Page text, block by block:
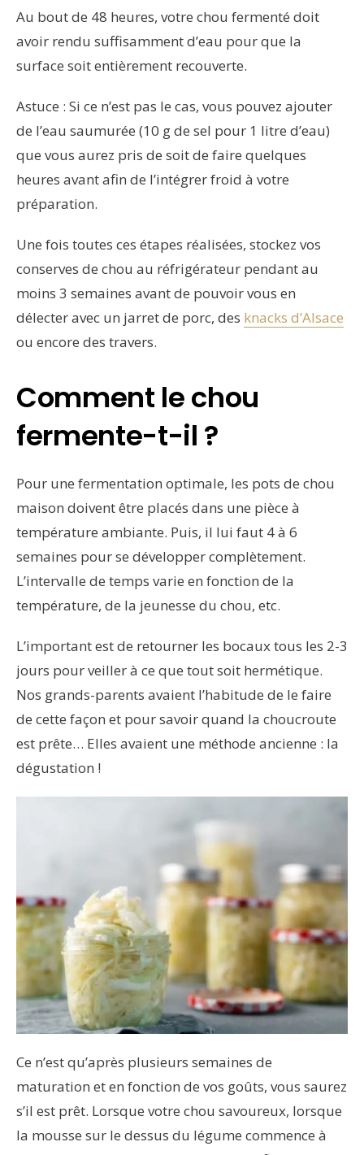
Au bout de 48 heures, votre chou fermenté doit
avoir rendu suffisamment d’eau pour que la
surface soit entièrement recouverte.
Astuce : Si ce n’est pas le cas, vous pouvez ajouter
de l’eau saumurée (10 g de sel pour 1 litre d’eau)
que vous aurez pris de soit de faire quelques
heures avant afin de l’intégrer froid à votre
préparation.
Une fois toutes ces étapes réalisées, stockez vos
conserves de chou au réfrigérateur pendant au
moins 3 semaines avant de pouvoir vous en
délecter avec un jarret de porc, des knacks d’Alsace
ou encore des travers.
Comment le chou
fermente-t-il ?
Pour une fermentation optimale, les pots de chou
maison doivent être placés dans une pièce à
température ambiante. Puis, il lui faut 4 à 6
semaines pour se développer complètement.
L’intervalle de temps varie en fonction de la
température, de la jeunesse du chou, etc.
L’important est de retourner les bocaux tous les 2-3
jours pour veiller à ce que tout soit hermétique.
Nos grands-parents avaient l’habitude de le faire
de cette façon et pour savoir quand la choucroute
est prête… Elles avaient une méthode ancienne : la
dégustation !
Ce n’est qu’après plusieurs semaines de
maturation et en fonction de vos goûts, vous saurez
s’il est prêt. Lorsque votre chou savoureux, lorsque
la mousse sur le dessus du légume commence à